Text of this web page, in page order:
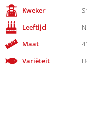
Kweker
Leeftijd
Maat
Variëteit